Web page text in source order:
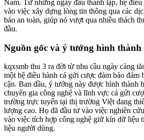
Nam. Từ những ngày đầu thành lập, hệ điều
vào việc xây dựng lòng tin thông qua các
bảo an toàn, giúp nó vượt qua nhiều thách
đầu.
Nguồn gốc và ý tưởng hình thành
kqxsmb thu 3 ra đời từ nhu cầu ngày càng
một hệ điều hành cá gửi cược đảm bảo đảm
cận. Ban đầu, ý tưởng này được hình thành
chuyên gia công nghệ và lĩnh vực cá gửi
trường trực tuyến tại thị trường Việt đang
lượng cao. Họ đã đầu tư vào việc nghiên
vào việc tích hợp công nghệ giữ kín dữ liệu
liệu người dùng.